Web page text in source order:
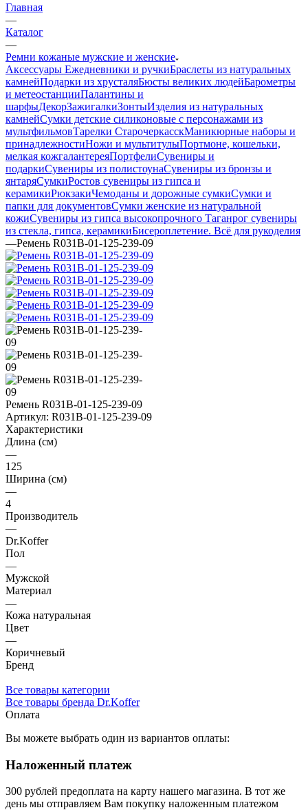
Главная
—
Каталог
—
Ремни кожаные мужские и женские
Аксессуары Ежедневники и ручкиБраслеты из натуральных
камнейПодарки из хрусталяБюсты великих людейБарометры
и метеостанцииПалантины и
шарфыДекорЗажигалкиЗонтыИзделия из натуральных
камнейСумки детские силиконовые с персонажами из
мультфильмовТарелки СтарочеркасскМаникюрные наборы и
принадлежностиНожи и мультитулыПортмоне, кошельки,
мелкая кожгалантереяПортфелиСувениры и
подаркиСувениры из полистоунаСувениры из бронзы и
янтаряСумкиРостов сувениры из гипса и
керамикиРюкзакиЧемоданы и дорожные сумкиСумки и
папки для документовСумки женские из натуральной
кожиСувениры из гипса высокопрочного Таганрог сувениры
из стекла, гипса, керамикиБисероплетение. Всё для рукоделия
—Ремень R031B-01-125-239-09
Ремень R031B-01-125-239-09
Артикул: R031B-01-125-239-09
Характеристики
Длина (см)
—
125
Ширина (см)
—
4
Производитель
—
Dr.Koffer
Пол
—
Мужской
Материал
—
Кожа натуральная
Цвет
—
Коричневый
Бренд
Все товары категории
Все товары бренда Dr.Koffer
Оплата
Вы можете выбрать один из вариантов оплаты:
Наложенный платеж
300 рублей предоплата на карту нашего магазина. В тот же
день мы отправляем Вам покупку наложенным платежом